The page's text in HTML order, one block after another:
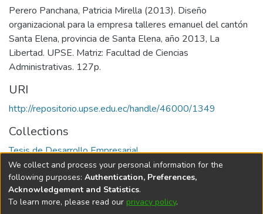
Perero Panchana, Patricia Mirella (2013). Diseño
organizacional para la empresa talleres emanuel del cantón
Santa Elena, provincia de Santa Elena, año 2013, La
Libertad. UPSE. Matriz: Facultad de Ciencias
Administrativas. 127p.
URI
http://repositorio.upse.edu.ec/handle/46000/1349
Collections
Tesis de Desarrollo Empresarial
Full item page
DSpace softwarecopyright © 2002-2026
We collect and process your personal information for the
following purposes: Authentication, Preferences,
Acknowledgement and Statistics.
To learn more, please read our privacy policy.